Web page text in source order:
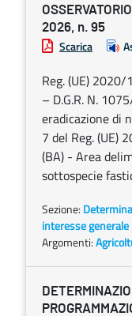
2026, n. 95
Scarica
Reg. (UE)
– D.G.R. N.
eradicazione di
7 del Reg. (UE)
(BA) - Area
sottospecie
Sezione:
interesse generale
Argomenti: